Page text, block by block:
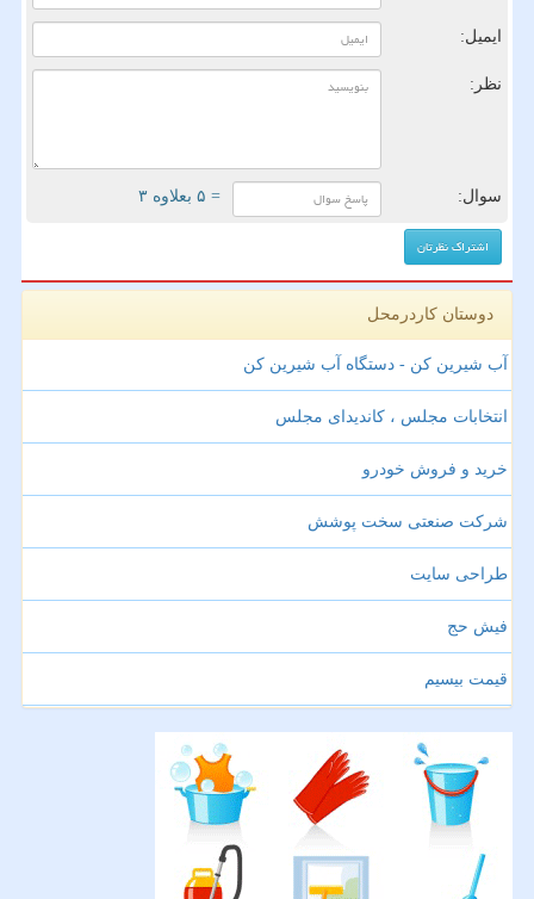
ایمیل:
نظر:
سوال: = ۵ بعلاوه ۳
دوستان کاردرمحل
آب شیرین کن - دستگاه آب شیرین کن
انتخابات مجلس ، کاندیدای مجلس
خرید و فروش خودرو
شرکت صنعتی سخت پوشش
طراحی سایت
فیش حج
قیمت بیسیم